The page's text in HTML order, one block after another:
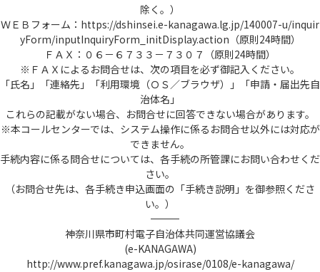
除く。）
ＷＥＢフォーム：https://dshinsei.e-kanagawa.lg.jp/140007-u/inquir
yForm/inputInquiryForm_initDisplay.action（原則24時間）
ＦＡＸ：０６－６７３３－７３０７（原則24時間）
※ＦＡＸによるお問合せは、次の項目を必ず御記入ください。
「氏名」「連絡先」「利用環境（ＯＳ／ブラウザ）」「申請・届出先自
治体名」
これらの記載がない場合、お問合せに回答できない場合があります。
※本コールセンターでは、システム操作に係るお問合せ以外には対応が
できません。
手続内容に係る問合せについては、各手続の所管課にお問い合わせくだ
さい。
（お問合せ先は、各手続き申込画面の「手続き説明」を御参照くださ
い。）
――――――――――――――――――――――――――――――――――――――――――――――――――
神奈川県市町村電子自治体共同運営協議会
(e-KANAGAWA)
http://www.pref.kanagawa.jp/osirase/0108/e-kanagawa/